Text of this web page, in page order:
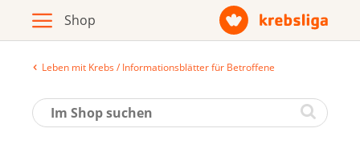
Archiv
Broschüren / Infomaterial
Leben mit Krebs / Informationsblätter für Betroffene